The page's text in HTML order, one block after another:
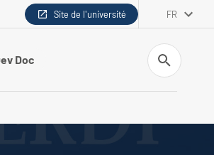
Site de l'université FR
Doc
Recherche